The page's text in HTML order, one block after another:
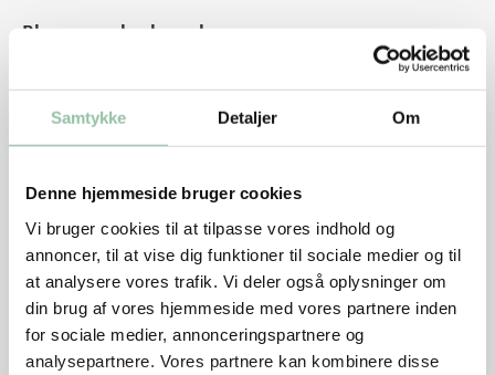
Samtykke Detaljer Om
Denne hjemmeside bruger cookies
Vi bruger cookies til at tilpasse vores indhold og
annoncer, til at vise dig funktioner til sociale medier og til
at analysere vores trafik. Vi deler også oplysninger om
din brug af vores hjemmeside med vores partnere inden
for sociale medier, annonceringspartnere og
analysepartnere. Vores partnere kan kombinere disse
Blomme-rabarbersalsa
1 tsk olie
5 spsk vineddike, helst balsamico
3-4 blommer, 400 g
1-2 rabarberstilke, 200 g
Sådan gør du
Kog risene med bouillon. Klip purløg i risene, lige før
servering.